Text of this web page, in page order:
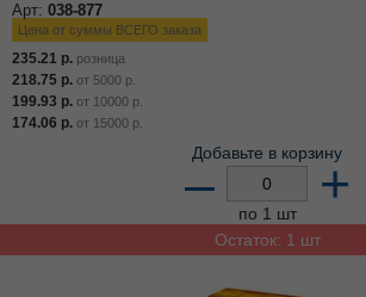
Арт: 038-877
Цена от суммы ВСЕГО заказа
235.21 р. розница
218.75 р. от 5000 р.
199.93 р. от 10000 р.
174.06 р. от 15000 р.
Добавьте в корзину
– +
по 1 шт
Остаток: 1 шт